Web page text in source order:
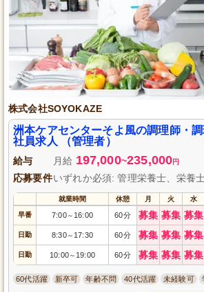
株式会社SOYOKAZE
洲本ケアセンターそよ風の調理師・
社員求人 （管理者）
給与 月給 197,000~235,000円
応募要件いずれか必須: 管理栄養士、栄養
就業時間 休憩 月 火 水
早番 7:00～ 16:00 60分 募集 募集 募集
日勤 8:30～ 17:30 60分 募集 募集 募集
日勤 10:00～ 19:00 60分 募集 募集 募集
60代活躍 新卒可 年齢不問 40代活躍 未経験可